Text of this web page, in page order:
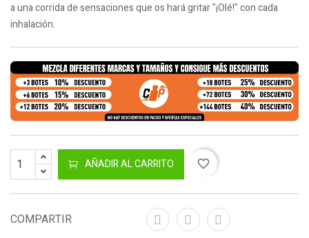
a una corrida de sensaciones que os hará gritar "¡Olé!" con cada
inhalación.
AÑADIR AL CARRITO favorite_border
COMPARTIR